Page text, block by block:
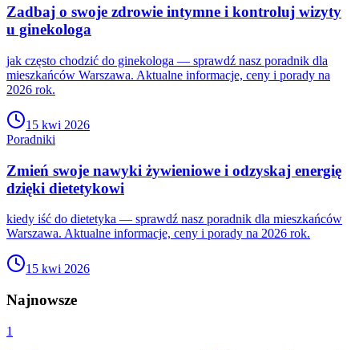
Zadbaj o swoje zdrowie intymne i kontroluj wizyty
u ginekologa
jak często chodzić do ginekologa — sprawdź nasz poradnik dla
mieszkańców Warszawa. Aktualne informacje, ceny i porady na
2026 rok.
15 kwi 2026
Poradniki
Zmień swoje nawyki żywieniowe i odzyskaj energię
dzięki dietetykowi
kiedy iść do dietetyka — sprawdź nasz poradnik dla mieszkańców
Warszawa. Aktualne informacje, ceny i porady na 2026 rok.
15 kwi 2026
Najnowsze
1